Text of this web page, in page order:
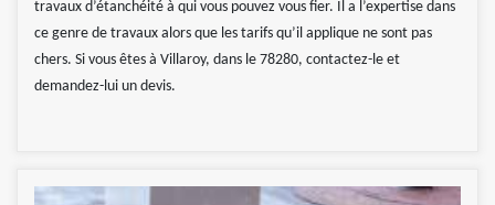
travaux d’étanchéité à qui vous pouvez vous fier. Il a l’expertise dans
ce genre de travaux alors que les tarifs qu’il applique ne sont pas
chers. Si vous êtes à Villaroy, dans le 78280, contactez-le et
demandez-lui un devis.